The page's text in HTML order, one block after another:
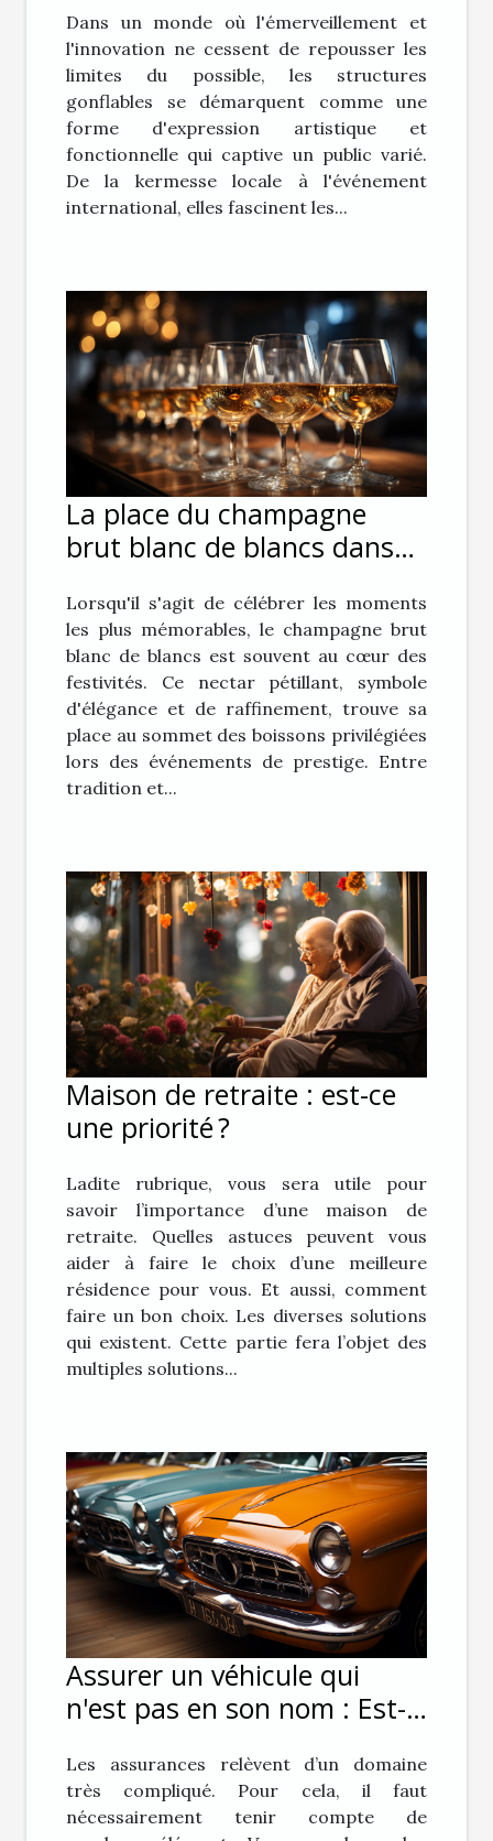
Dans un monde où l'émerveillement et
l'innovation ne cessent de repousser les
limites du possible, les structures
gonflables se démarquent comme une
forme d'expression artistique et
fonctionnelle qui captive un public varié.
De la kermesse locale à l'événement
international, elles fascinent les...
La place du champagne
brut blanc de blancs dans
Lorsqu'il s'agit de célébrer les moments
les plus mémorables, le champagne brut
blanc de blancs est souvent au cœur des
festivités. Ce nectar pétillant, symbole
d'élégance et de raffinement, trouve sa
place au sommet des boissons privilégiées
lors des événements de prestige. Entre
tradition et...
Maison de retraite : est-ce
une priorité ?
Ladite rubrique, vous sera utile pour
savoir l’importance d’une maison de
retraite. Quelles astuces peuvent vous
aider à faire le choix d’une meilleure
résidence pour vous. Et aussi, comment
faire un bon choix. Les diverses solutions
qui existent. Cette partie fera l’objet des
multiples solutions...
Assurer un véhicule qui
n'est pas en son nom : Est-
Les assurances relèvent d’un domaine
très compliqué. Pour cela, il faut
nécessairement tenir compte de